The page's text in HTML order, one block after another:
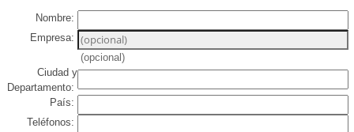
Nombre:
Empresa:
(opcional)
Ciudad y
Departamento:
País:
Teléfonos: